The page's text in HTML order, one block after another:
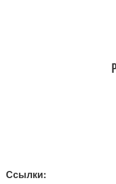
Ссылки: